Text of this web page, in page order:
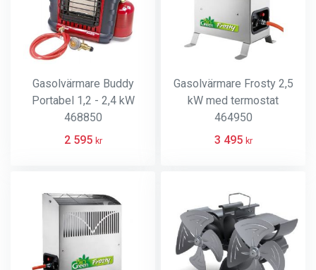
Gasolvärmare Buddy
Portabel 1,2 - 2,4 kW
468850
2 595 kr
Gasolvärmare Frosty 2,5
kW med termostat
464950
3 495 kr